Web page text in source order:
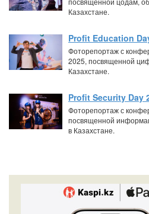
Казахстане.
Profit Education
Фоторепортаж с
2025, посвященной
Казахстане.
Profit Security Day
Фоторепортаж с
посвященной
в Казахстане.